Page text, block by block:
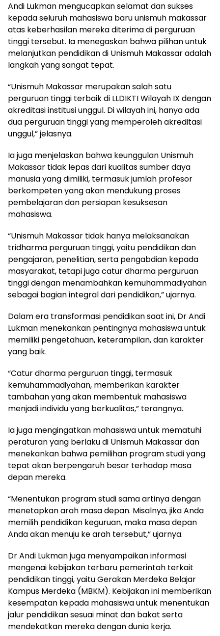
Andi Lukman mengucapkan selamat dan sukses
kepada seluruh mahasiswa baru unismuh makassar
atas keberhasilan mereka diterima di perguruan
tinggi tersebut. Ia menegaskan bahwa pilihan untuk
melanjutkan pendidikan di Unismuh Makassar adalah
langkah yang sangat tepat.
“Unismuh Makassar merupakan salah satu
perguruan tinggi terbaik di LLDIKTI Wilayah IX dengan
akreditasi institusi unggul. Di wilayah ini, hanya ada
dua perguruan tinggi yang memperoleh akreditasi
unggul,” jelasnya.
Ia juga menjelaskan bahwa keunggulan Unismuh
Makassar tidak lepas dari kualitas sumber daya
manusia yang dimiliki, termasuk jumlah profesor
berkompeten yang akan mendukung proses
pembelajaran dan persiapan kesuksesan
mahasiswa.
“Unismuh Makassar tidak hanya melaksanakan
tridharma perguruan tinggi, yaitu pendidikan dan
pengajaran, penelitian, serta pengabdian kepada
masyarakat, tetapi juga catur dharma perguruan
tinggi dengan menambahkan kemuhammadiyahan
sebagai bagian integral dari pendidikan,” ujarnya.
Dalam era transformasi pendidikan saat ini, Dr Andi
Lukman menekankan pentingnya mahasiswa untuk
memiliki pengetahuan, keterampilan, dan karakter
yang baik.
“Catur dharma perguruan tinggi, termasuk
kemuhammadiyahan, memberikan karakter
tambahan yang akan membentuk mahasiswa
menjadi individu yang berkualitas,” terangnya.
Ia juga mengingatkan mahasiswa untuk mematuhi
peraturan yang berlaku di Unismuh Makassar dan
menekankan bahwa pemilihan program studi yang
tepat akan berpengaruh besar terhadap masa
depan mereka.
“Menentukan program studi sama artinya dengan
menetapkan arah masa depan. Misalnya, jika Anda
memilih pendidikan keguruan, maka masa depan
Anda akan menuju ke arah tersebut,” ujarnya.
Dr Andi Lukman juga menyampaikan informasi
mengenai kebijakan terbaru pemerintah terkait
pendidikan tinggi, yaitu Gerakan Merdeka Belajar
Kampus Merdeka (MBKM). Kebijakan ini memberikan
kesempatan kepada mahasiswa untuk menentukan
jalur pendidikan sesuai minat dan bakat serta
mendekatkan mereka dengan dunia kerja.